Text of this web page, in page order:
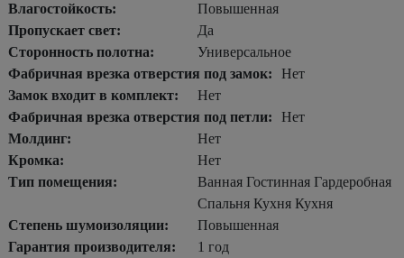
Влагостойкость:
Повышенная
Пропускает свет:
Да
Сторонность полотна:
Универсальное
Фабричная врезка отверстия под замок:
Нет
Замок входит в комплект:
Нет
Фабричная врезка отверстия под петли:
Нет
Молдинг:
Нет
Кромка:
Нет
Тип помещения:
Ванная Гостинная Гардеробная
Спальня Кухня Кухня
Степень шумоизоляции:
Повышенная
Гарантия производителя:
1 год